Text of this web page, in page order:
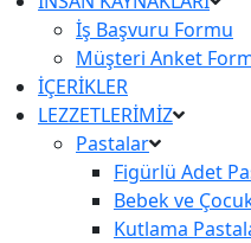
İş Başvuru Formu
Müşteri Anket
İÇERİKLER
LEZZETLERİMİZ
Pastalar
Figürlü Adet
Bebek ve
Kutlama